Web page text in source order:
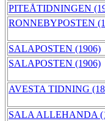
PITEÅTIDNINGEN
RONNEBYPOSTEN
SALAPOSTEN (1906)
SALAPOSTEN (1906)
AVESTA TIDNING
SALA ALLEHANDA